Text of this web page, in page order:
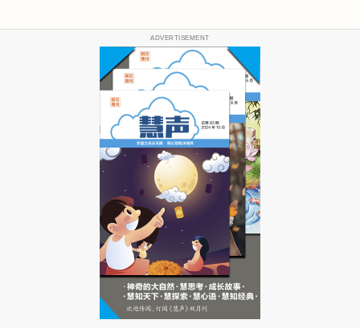
ADVERTISEMENT